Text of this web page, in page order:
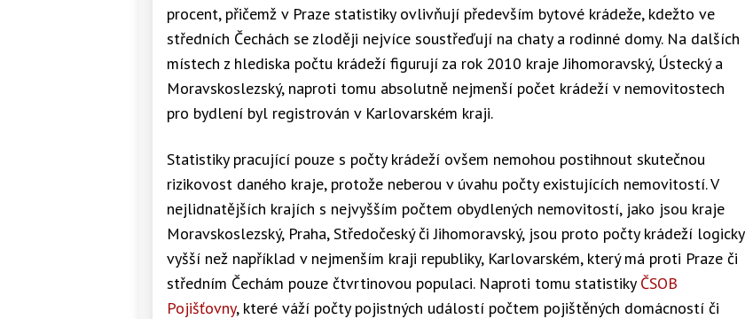
procent, přičemž v Praze statistiky ovlivňují především bytové krádeže, kdežto ve
středních Čechách se zloději nejvíce soustřeďují na chaty a rodinné domy. Na dalších
místech z hlediska počtu krádeží figurují za rok 2010 kraje Jihomoravský, Ústecký a
Moravskoslezský, naproti tomu absolutně nejmenší počet krádeží v nemovitostech
pro bydlení byl registrován v Karlovarském kraji.
Statistiky pracující pouze s počty krádeží ovšem nemohou postihnout skutečnou
rizikovost daného kraje, protože neberou v úvahu počty existujících nemovitostí. V
nejlidnatějších krajích s nejvyšším počtem obydlených nemovitostí, jako jsou kraje
Moravskoslezský, Praha, Středočeský či Jihomoravský, jsou proto počty krádeží logicky
vyšší než například v nejmenším kraji republiky, Karlovarském, který má proti Praze či
středním Čechám pouze čtvrtinovou populaci. Naproti tomu statistiky ČSOB
Pojišťovny, které váží počty pojistných událostí počtem pojištěných domácností či